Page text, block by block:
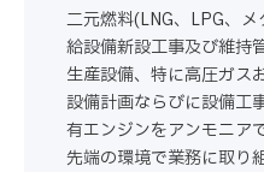
二元燃料(LNG、LPG、
給設備新設工事及び維持
生産設備、特に高圧ガス
設備計画ならびに設備工
有エンジンをアンモニア
先端の環境で業務に取り